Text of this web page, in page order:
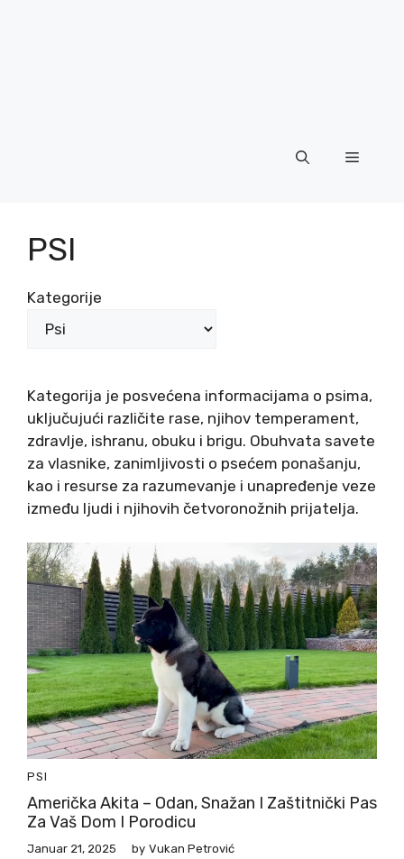
Menu
PSI
Kategorije
Kategorija je posvećena informacijama o psima,
uključujući različite rase, njihov temperament,
zdravlje, ishranu, obuku i brigu. Obuhvata savete
za vlasnike, zanimljivosti o psećem ponašanju,
kao i resurse za razumevanje i unapređenje veze
između ljudi i njihovih četvoronožnih prijatelja.
PSI
Američka Akita – Odan, Snažan I Zaštitnički Pas
Za Vaš Dom I Porodicu
Januar 21, 2025 by Vukan Petrović